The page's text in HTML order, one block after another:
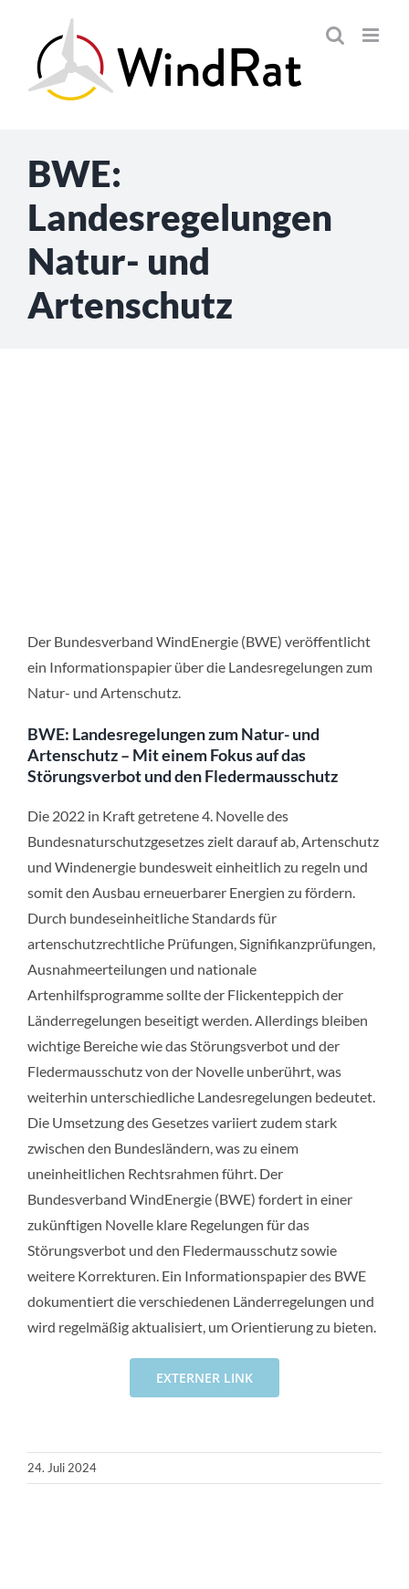
content
BWE:
Landesregelungen
Natur- und
Artenschutz
Der Bundesverband WindEnergie (BWE) veröffentlicht
ein Informationspapier über die Landesregelungen zum
Natur- und Artenschutz.
BWE: Landesregelungen zum Natur- und
Artenschutz – Mit einem Fokus auf das
Störungsverbot und den Fledermausschutz
Die 2022 in Kraft getretene 4. Novelle des
Bundesnaturschutzgesetzes zielt darauf ab, Artenschutz
und Windenergie bundesweit einheitlich zu regeln und
somit den Ausbau erneuerbarer Energien zu fördern.
Durch bundeseinheitliche Standards für
artenschutzrechtliche Prüfungen, Signifikanzprüfungen,
Ausnahmeerteilungen und nationale
Artenhilfsprogramme sollte der Flickenteppich der
Länderregelungen beseitigt werden. Allerdings bleiben
wichtige Bereiche wie das Störungsverbot und der
Fledermausschutz von der Novelle unberührt, was
weiterhin unterschiedliche Landesregelungen bedeutet.
Die Umsetzung des Gesetzes variiert zudem stark
zwischen den Bundesländern, was zu einem
uneinheitlichen Rechtsrahmen führt. Der
Bundesverband WindEnergie (BWE) fordert in einer
zukünftigen Novelle klare Regelungen für das
Störungsverbot und den Fledermausschutz sowie
weitere Korrekturen. Ein Informationspapier des BWE
dokumentiert die verschiedenen Länderregelungen und
wird regelmäßig aktualisiert, um Orientierung zu bieten.
EXTERNER LINK
24. Juli 2024